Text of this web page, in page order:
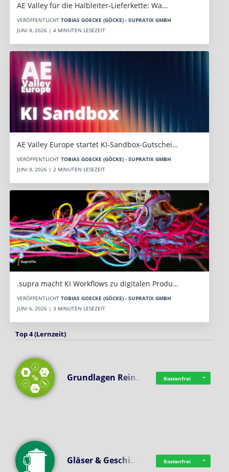
AE Valley für die Halbleiter-Lieferkette: Wa…
VERÖFFENTLICHT TOBIAS GOECKE (GÖCKE) - SUPRATIX GMBH
JUNI 8, 2026 | 4 MINUTEN LESEZEIT
AE Valley Europe startet KI-Sandbox-Gutschei…
VERÖFFENTLICHT TOBIAS GOECKE (GÖCKE) - SUPRATIX GMBH
JUNI 8, 2026 | 2 MINUTEN LESEZEIT
.supra macht KI Workflows zu digitalen Produ…
VERÖFFENTLICHT TOBIAS GOECKE (GÖCKE) - SUPRATIX GMBH
JUNI 6, 2026 | 3 MINUTEN LESEZEIT
Top 4 (Lernzeit)
Grundlagen Rein… Kostenfrei
Gläser & Geschi… Kostenfrei